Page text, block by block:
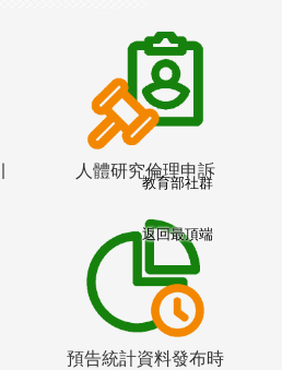
人體研究倫理申訴
預告統計資料發布時
教育部社群
返回最頂端